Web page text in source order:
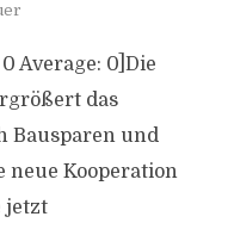
Average: 0]Die
das
Bausparen und
Kooperation
jetzt